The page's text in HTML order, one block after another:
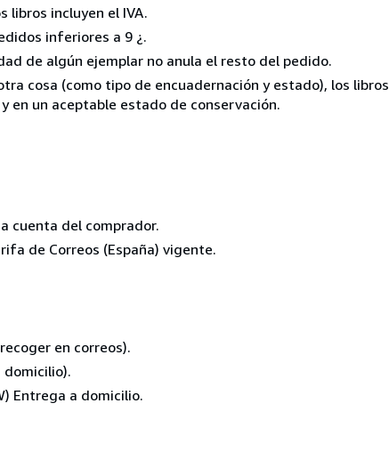
libros incluyen el IVA.
inferiores a 9 ¿.
de algún ejemplar no anula el resto del pedido.
cosa (como tipo de encuadernación y estado), los libros
en un aceptable estado de conservación.
cuenta del comprador.
de Correos (España) vigente.
en correos).
Entrega a domicilio.